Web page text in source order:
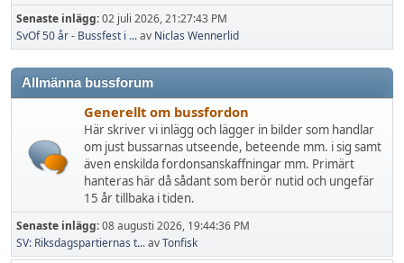
Senaste inlägg:02 juli 2026, 21:27:43 PM
SvOf 50 år - Bussfest i ...av Niclas Wennerlid
Allmänna bussforum
Generellt om bussfordon
Här skriver vi inlägg och lägger in bilder som handlar
om just bussarnas utseende, beteende mm. i sig samt
även enskilda fordonsanskaffningar mm. Primärt
hanteras här då sådant som berör nutid och ungefär
15 år tillbaka i tiden.
Senaste inlägg:08 augusti 2026, 19:44:36 PM
SV: Riksdagspartiernas t...avTonfisk